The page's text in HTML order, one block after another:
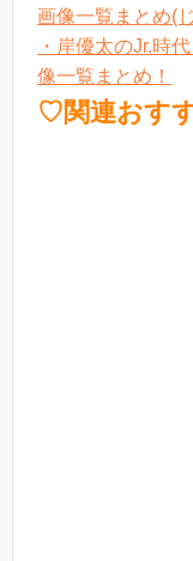
画像一覧まとめ(
・岸優太のJr.時
像一覧まとめ！
♡関連おす